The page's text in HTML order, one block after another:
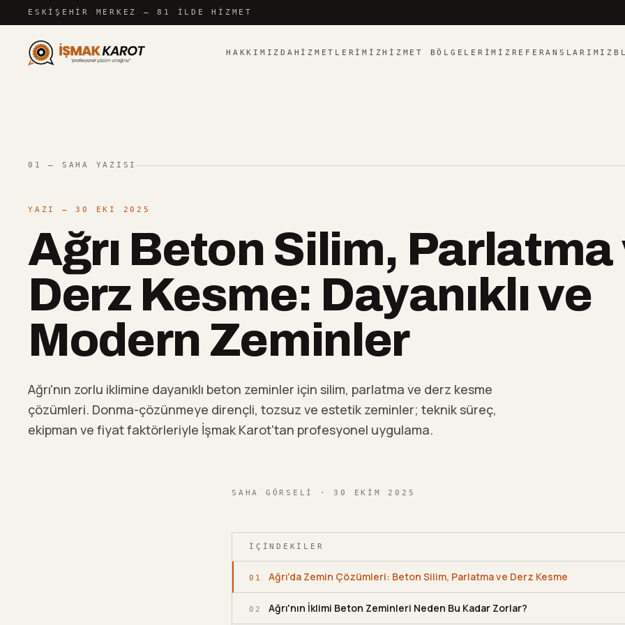
İçeriğe atlaESKIŞEHIR MERKEZ — 81 İLDE HIZMET
HAKKIMIZDA HIZMETLERIMIZHIZMET BÖLGELERIMIZ REFERANSLARIMIZ
01 — SAHA YAZISI
YAZI — 30 EKI 2025
Ağrı Beton Silim, Parlatma
Derz Kesme: Dayanıklı ve
Modern Zeminler
Ağrı'nın zorlu iklimine dayanıklı beton zeminler için silim, parlatma ve derz kesme
çözümleri. Donma-çözünmeye dirençli, tozsuz ve estetik zeminler; teknik süreç,
ekipman ve fiyat faktörleriyle İşmak Karot'tan profesyonel uygulama.
SAHA GÖRSELI · 30 EKIM 2025
İÇINDEKILER
01 Ağrı'da Zemin Çözümleri: Beton Silim, Parlatma ve Derz Kesme
02 Ağrı'nın İklimi Beton Zeminleri Neden Bu Kadar Zorlar?